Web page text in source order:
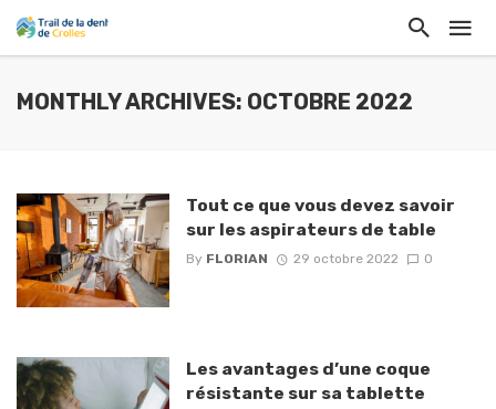
MONTHLY ARCHIVES: OCTOBRE 2022
Tout ce que vous devez savoir
sur les aspirateurs de table
By FLORIAN 29 octobre 2022 0
Les avantages d’une coque
résistante sur sa tablette